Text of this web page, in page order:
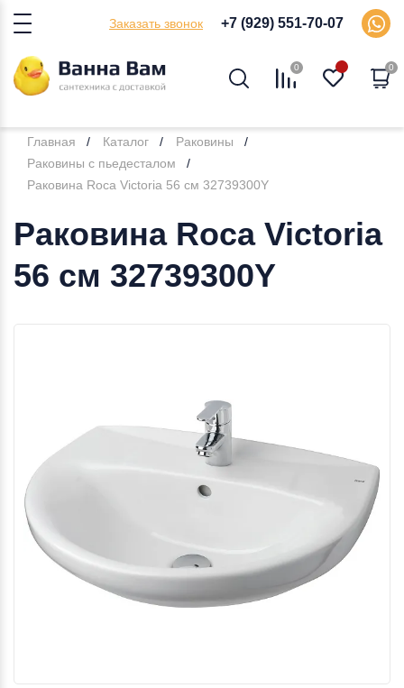
Заказать звонок +7 (929) 551-70-07
0 0
Главная Каталог
Раковины
Раковины с пьедесталом
Раковина Roca Victoria 56 см 32739300Y
Раковина Roca Victoria
56 см 32739300Y